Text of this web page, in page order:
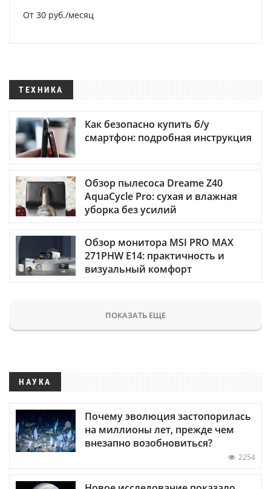
От 30 руб./месяц
ТЕХНИКА
Как безопасно купить б/у
смартфон: подробная инструкция
Обзор пылесоса Dreame Z40
AquaCycle Pro: сухая и влажная
уборка без усилий
Обзор монитора MSI PRO MAX
271PHW E14: практичность и
визуальный комфорт
ПОКАЗАТЬ ЕЩЕ
НАУКА
Почему эволюция застопорилась
на миллионы лет, прежде чем
внезапно возобновиться?
2254